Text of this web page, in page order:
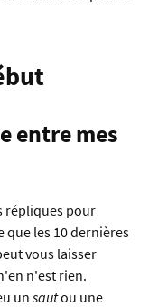
entre mes
répliques pour
que les 10 dernières
vous laisser
n'est rien.
un sautou une